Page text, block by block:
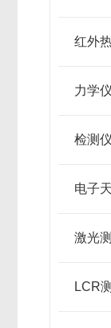
红外
力学
检测
电子
激光
LCR